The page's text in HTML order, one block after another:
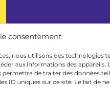
consentement
nous utilisons des technologies
aux informations des appareils.
de traiter des données
ID uniques sur ce site. Le fait de